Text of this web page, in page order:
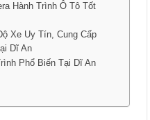
Hành Trình Ô Tô Tốt
Xe Uy Tín, Cung Cấp
Dĩ An
Phổ Biến Tại Dĩ An